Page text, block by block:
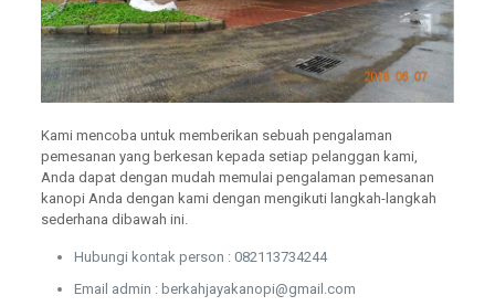
Kami mencoba untuk memberikan sebuah pengalaman
pemesanan yang berkesan kepada setiap pelanggan kami,
Anda dapat dengan mudah memulai pengalaman pemesanan
kanopi Anda dengan kami dengan mengikuti langkah-langkah
sederhana dibawah ini.
Hubungi kontak person : 082113734244
Email admin : berkahjayakanopi@gmail.com